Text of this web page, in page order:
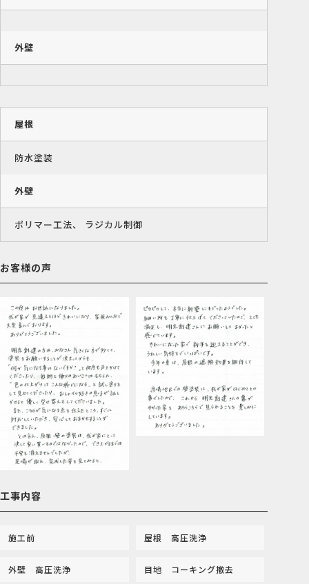
外壁
屋根
防水塗装
外壁
ポリマー工法、 ラジカル制御
お客様の声
工事内容
施工前 屋根 高圧洗浄
外壁 高圧洗浄 目地 コーキング撤去